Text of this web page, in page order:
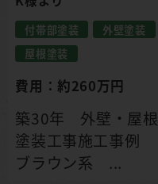
付帯部塗装
外壁塗装
屋根塗装
費用：約260万円
築30年 外壁・屋根
塗装工事施工事例
ブラウン系 ...